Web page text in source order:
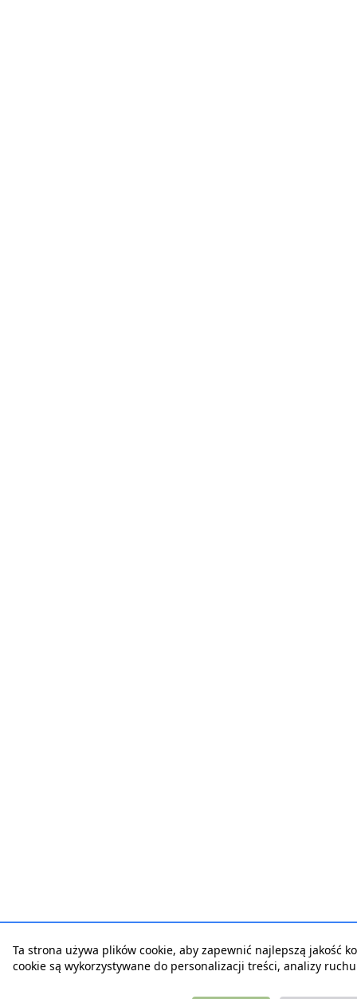
Ta strona używa plików cookie, aby zapewnić najlepszą jakość
cookie są wykorzystywane do personalizacji treści, analizy